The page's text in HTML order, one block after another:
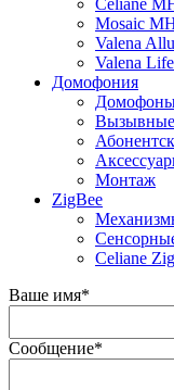
Celiane
Mosaic
Valena
Valena
Домофония
Монтаж
ZigBee
Celiane
Ваше имя*
Сообщение*